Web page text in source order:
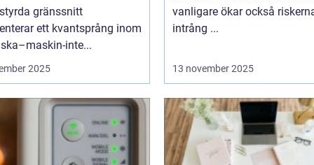
gränssnitt
ett kvantsprång inom
inte...
2025
vanligare ökar också
intrång ...
13 november 2025